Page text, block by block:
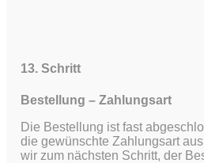
13. Schritt
Bestellung – Zahlungsart
Die Bestellung ist fast
die gewünschte Zahlungsart
wir zum nächsten Schritt, der